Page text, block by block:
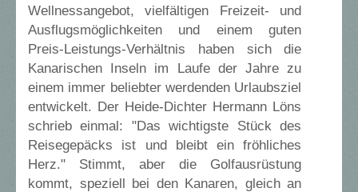
Wellnessangebot, vielfältigen Freizeit- und
Ausflugsmöglichkeiten und einem guten
Preis-Leistungs-Verhältnis haben sich die
Kanarischen Inseln im Laufe der Jahre zu
einem immer beliebter werdenden Urlaubsziel
entwickelt. Der Heide-Dichter Hermann Löns
schrieb einmal: "Das wichtigste Stück des
Reisegepäcks ist und bleibt ein fröhliches
Herz." Stimmt, aber die Golfausrüstung
kommt, speziell bei den Kanaren, gleich an